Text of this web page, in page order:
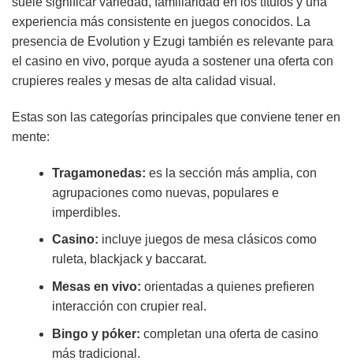
experiencia más consistente en juegos conocidos. La
presencia de Evolution y Ezugi también es relevante para
el casino en vivo, porque ayuda a sostener una oferta con
crupieres reales y mesas de alta calidad visual.
Estas son las categorías principales que conviene tener en
mente:
Tragamonedas: es la sección más amplia, con
agrupaciones como nuevas, populares e
imperdibles.
Casino: incluye juegos de mesa clásicos como
ruleta, blackjack y baccarat.
Mesas en vivo: orientadas a quienes prefieren
interacción con crupier real.
Bingo y póker: completan una oferta de casino
más tradicional.